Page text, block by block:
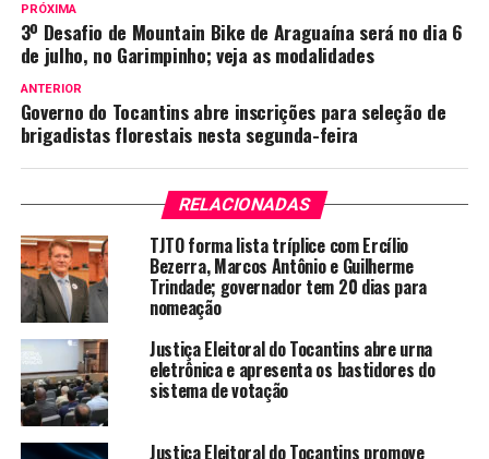
PRÓXIMA
3º Desafio de Mountain Bike de Araguaína será no dia 6
de julho, no Garimpinho; veja as modalidades
ANTERIOR
Governo do Tocantins abre inscrições para seleção de
brigadistas florestais nesta segunda-feira
RELACIONADAS
TJTO forma lista tríplice com Ercílio
Bezerra, Marcos Antônio e Guilherme
Trindade; governador tem 20 dias para
nomeação
Justiça Eleitoral do Tocantins abre urna
eletrônica e apresenta os bastidores do
sistema de votação
Justiça Eleitoral do Tocantins promove